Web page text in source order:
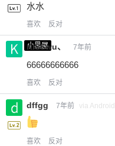
水水
喜欢 反对
小黑屋
KISSwu、 7年前
66666666666
喜欢 反对
dffgg 7年前 via Android
喜欢 反对